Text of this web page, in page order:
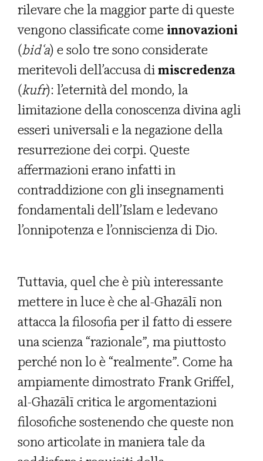
rilevare che la maggior parte di queste
vengono classificate comeinnovazioni
(bidʿa) e solo tre sono considerate
meritevoli dell’accusa dimiscredenza
(kufr): l’eternità del mondo, la
limitazione della conoscenza divina agli
esseri universali e la negazione della
resurrezione dei corpi. Queste
affermazioni erano infatti in
contraddizione con gli insegnamenti
fondamentali dell’Islam e ledevano
l’onnipotenza e l’onniscienza di Dio.
Tuttavia, quel che è più interessante
mettere in luce è che al-Ghazālī non
attacca la filosofia per il fatto di essere
una scienza “razionale”, ma piuttosto
perché non lo è “realmente”. Come ha
ampiamente dimostrato Frank Griffel,
al-Ghazālī critica le argomentazioni
filosofiche sostenendo che queste non
sono articolate in maniera tale da